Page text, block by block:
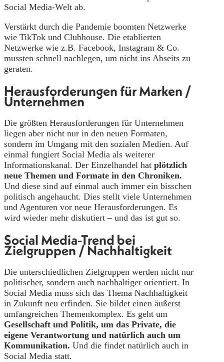
Social Media-Welt ab.
Verstärkt durch die Pandemie boomten Netzwerke
wie TikTok und Clubhouse. Die etablierten
Netzwerke wie z.B. Facebook, Instagram & Co.
mussten schnell nachlegen, um nicht ins Abseits zu
geraten.
Herausforderungen für Marken /
Unternehmen
Die größten Herausforderungen für Unternehmen
liegen aber nicht nur in den neuen Formaten,
sondern im Umgang mit den sozialen Medien. Auf
einmal fungiert Social Media als weiterer
Informationskanal. Der Einzelhandel hat plötzlich
neue Themen und Formate in den Chroniken.
Und diese sind auf einmal auch immer ein bisschen
politisch angehaucht. Dies stellt viele Unternehmen
und Agenturen vor neue Herausforderungen. Es
wird wieder mehr diskutiert – und das ist gut so.
Social Media-Trend bei
Zielgruppen / Nachhaltigkeit
Die unterschiedlichen Zielgruppen werden nicht nur
politischer, sondern auch nachhaltiger orientiert. In
Social Media muss sich das Thema Nachhaltigkeit
in Zukunft neu erfinden. Sie bildet einen äußerst
umfangreichen Themenkomplex. Es geht um
Gesellschaft und Politik, um das Private, die
eigene Verantwortung und natürlich auch um
Kommunikation. Und die findet natürlich auch in
Social Media statt.